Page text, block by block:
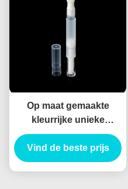
Op maat gemaakte
kleurrijke unieke
oogcrème Lipgloss
Tube lege cosmetische
container Verpakking
Vind de beste prijs